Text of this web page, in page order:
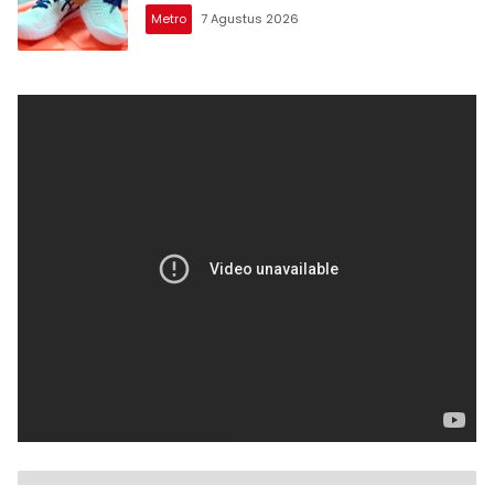
Metro 7 Agustus 2026